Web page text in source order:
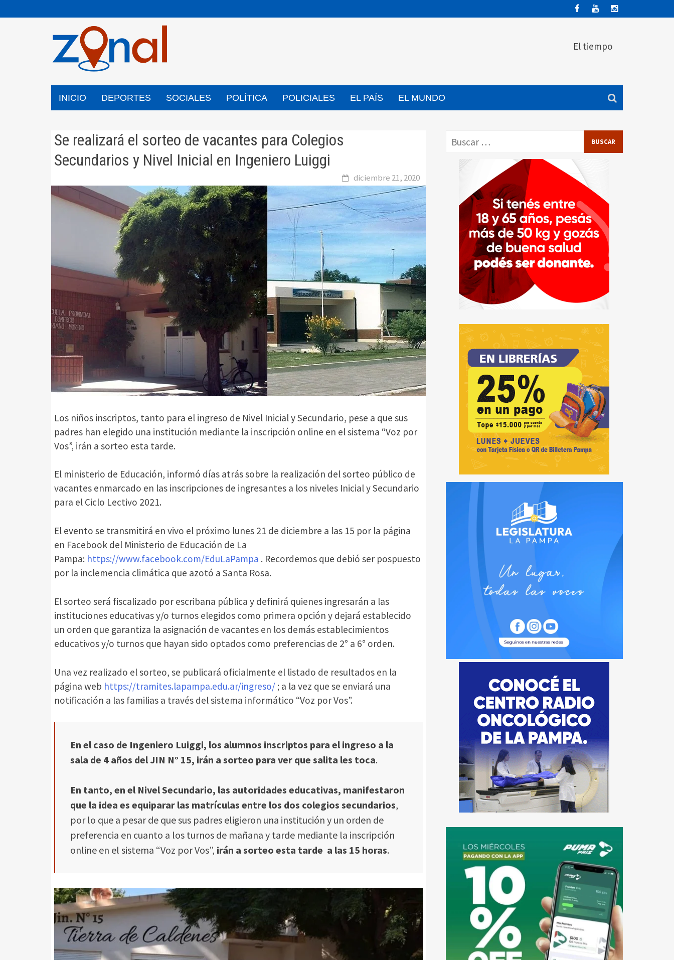
al
El tiempo
INICIO DEPORTES SOCIALES POLÍTICA POLICIALES EL PAÍS EL MUNDO
Se realizará el sorteo de vacantes para Colegios
Secundarios y Nivel Inicial en Ingeniero Luiggi
diciembre 21, 2020
Los niños inscriptos, tanto para el ingreso de Nivel Inicial y Secundario, pese a que sus
padres han elegido una institución mediante la inscripción online en el sistema “Voz por
Vos”, irán a sorteo esta tarde.
El ministerio de Educación, informó días atrás sobre la realización del sorteo público de
vacantes enmarcado en las inscripciones de ingresantes a los niveles Inicial y Secundario
para el Ciclo Lectivo 2021.
El evento se transmitirá en vivo el próximo lunes 21 de diciembre a las 15 por la página
en Facebook del Ministerio de Educación de La
Pampa: https://www.facebook.com/EduLaPampa . Recordemos que debió ser pospuesto
por la inclemencia climática que azotó a Santa Rosa.
El sorteo será fiscalizado por escribana pública y definirá quienes ingresarán a las
instituciones educativas y/o turnos elegidos como primera opción y dejará establecido
un orden que garantiza la asignación de vacantes en los demás establecimientos
educativos y/o turnos que hayan sido optados como preferencias de 2° a 6° orden.
Una vez realizado el sorteo, se publicará oficialmente el listado de resultados en la
página web https://tramites.lapampa.edu.ar/ingreso/ ; a la vez que se enviará una
notificación a las familias a través del sistema informático “Voz por Vos”.
En el caso de Ingeniero Luiggi, los alumnos inscriptos para el ingreso a la
sala de 4 años del JIN N° 15, irán a sorteo para ver que salita les toca.
En tanto, en el Nivel Secundario, las autoridades educativas, manifestaron
que la idea es equiparar las matrículas entre los dos colegios secundarios,
por lo que a pesar de que sus padres eligieron una institución y un orden de
preferencia en cuanto a los turnos de mañana y tarde mediante la inscripción
online en el sistema “Voz por Vos”, irán a sorteo esta tarde a las 15 horas.
Buscar: